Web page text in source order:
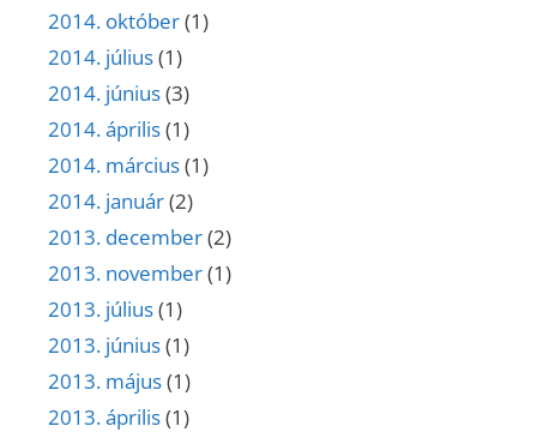
2014. október(1)
2014. július(1)
2014. június(3)
2014. április(1)
2014. március(1)
2014. január(2)
2013. december(2)
2013. november(1)
2013. július(1)
2013. június(1)
2013. május(1)
2013. április(1)